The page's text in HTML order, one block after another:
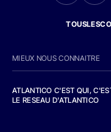
MIEUX NOUS CONNAITRE
ATLANTICO C'EST QUI,
LE RESEAU D'ATLANTICO